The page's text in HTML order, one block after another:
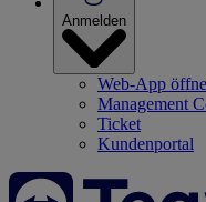
Anmelden
Web-App
Management
Ticket
Kundenportal